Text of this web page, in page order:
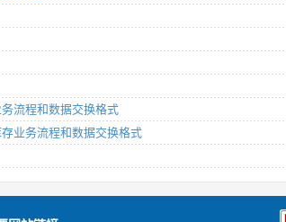
流程和数据交换格式
业务流程和数据交换格式